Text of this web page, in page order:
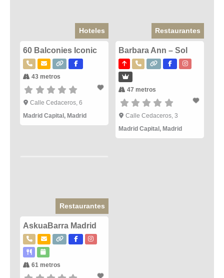
Hoteles
60 Balconies Iconic
43 metros
Calle Cedaceros, 6
Madrid Capital , Madrid
Restaurantes
Barbara Ann – Sol
47 metros
Calle Cedaceros, 3
Madrid Capital , Madrid
Restaurantes
AskuaBarra Madrid
61 metros